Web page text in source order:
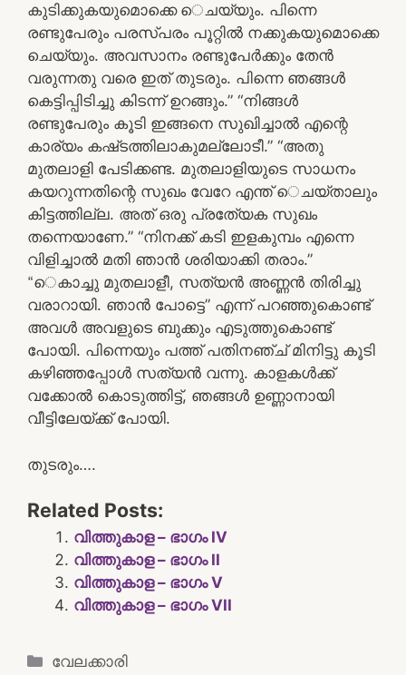
കുടിക്കുകയുമൊക്കെ െചയ്യും. പിന്നെ
രണ്ടുപേരും പരസ്‌പരം പൂറ്റില്‍ നക്കുകയുമൊക്കെ
ചെയ്യും. അവസാനം രണ്ടുപേര്‍ക്കും തേന്‍
വരുന്നതു വരെ ഇത്‌ തുടരും. പിന്നെ ഞങ്ങള്‍
കെട്ടിപ്പിടിച്ചു കിടന്ന്‌ ഉറങ്ങും.” “നിങ്ങള്‍
രണ്ടുപേരും കൂടി ഇങ്ങനെ സുഖിച്ചാല്‍ എന്റെ
കാര്യം കഷ്‌ടത്തിലാകുമല്ലോടീ.” “അതു
മുതലാളി പേടിക്കണ്ട. മുതലാളിയുടെ സാധനം
കയറുന്നതിന്റെ സുഖം വേറേ എന്ത്‌ െചയ്‌താലും
കിട്ടത്തില്ല. അത്‌ ഒരു പ്രതേ്യക സുഖം
തന്നെയാണേ.” “നിനക്ക്‌ കടി ഇളകുമ്പം എന്നെ
വിളിച്ചാല്‍ മതി ഞാന്‍ ശരിയാക്കി തരാം.”
“െകാച്ചു മുതലാളീ, സത്യന്‍ അണ്ണന്‍ തിരിച്ചു
വരാറായി. ഞാന്‍ പോട്ടെ” എന്ന്‌ പറഞ്ഞുകൊണ്ട്‌
അവള്‍ അവളുടെ ബുക്കും എടുത്തുകൊണ്ട്‌
പോയി. പിന്നെയും പത്ത്‌ പതിനഞ്ച്‌ മിനിട്ടു കൂടി
കഴിഞ്ഞപ്പോള്‍ സത്യന്‍ വന്നു. കാളകള്‍ക്ക്‌
വക്കോല്‍ കൊടുത്തിട്ട്‌, ഞങ്ങള്‍ ഉണ്ണാനായി
വീട്ടിലേയ്‌ക്ക്‌ പോയി.
തുടരും….
Related Posts:
വിത്തുകാള – ഭാഗം IV
വിത്തുകാള – ഭാഗം II
വിത്തുകാള – ഭാഗം V
വിത്തുകാള – ഭാഗം VII
Categories
വേലക്കാരി